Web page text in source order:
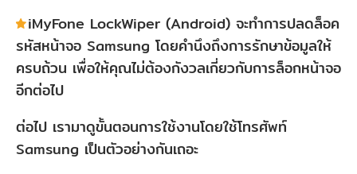
iMyFone LockWiper (Android) จะทำการปลดล็อค
รหัสหน้าจอ Samsung โดยคำนึงถึงการรักษาข้อมูลให้
ครบถ้วน เพื่อให้คุณไม่ต้องกังวลเกี่ยวกับการล็อกหน้าจอ
อีกต่อไป
ต่อไป เรามาดูขั้นตอนการใช้งานโดยใช้โทรศัพท์
Samsung เป็นตัวอย่างกันเถอะ